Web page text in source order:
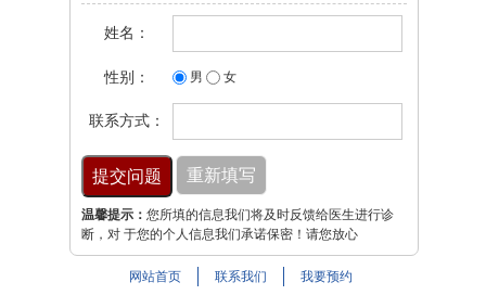
姓名：
性别： 男 女
联系方式：
温馨提示： 您所填的信息我们将及时反馈给医生进行诊
断，对 于您的个人信息我们承诺保密！请您放心
网站首页 联系我们 我要预约